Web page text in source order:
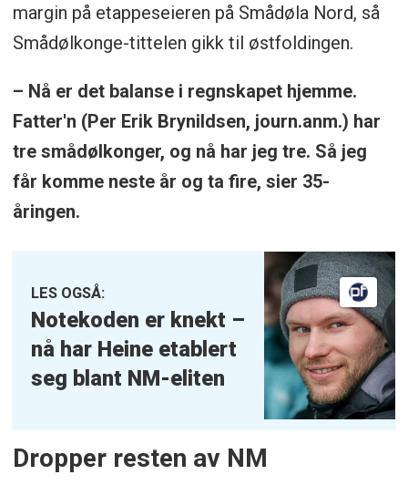
margin på etappeseieren på Smådøla Nord, så
Smådølkonge-tittelen gikk til østfoldingen.
– Nå er det balanse i regnskapet hjemme.
Fatter'n (Per Erik Brynildsen, journ.anm.) har
tre smådølkonger, og nå har jeg tre. Så jeg
får komme neste år og ta fire, sier 35-
åringen.
LES OGSÅ:
Notekoden er knekt –
nå har Heine etablert
seg blant NM-eliten
Dropper resten av NM